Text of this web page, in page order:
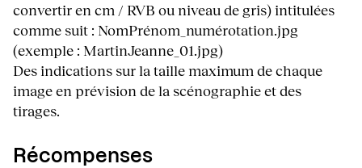
convertir en cm / RVB ou niveau de gris) intitulées
comme suit : NomPrénom_numérotation.jpg
(exemple : MartinJeanne_01.jpg)
Des indications sur la taille maximum de chaque
image en prévision de la scénographie et des
tirages.
Récompenses